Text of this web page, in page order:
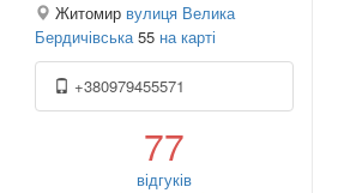
Житомир вулиця Велика
Бердичівська55 на карті
+380979455571
77
відгуків